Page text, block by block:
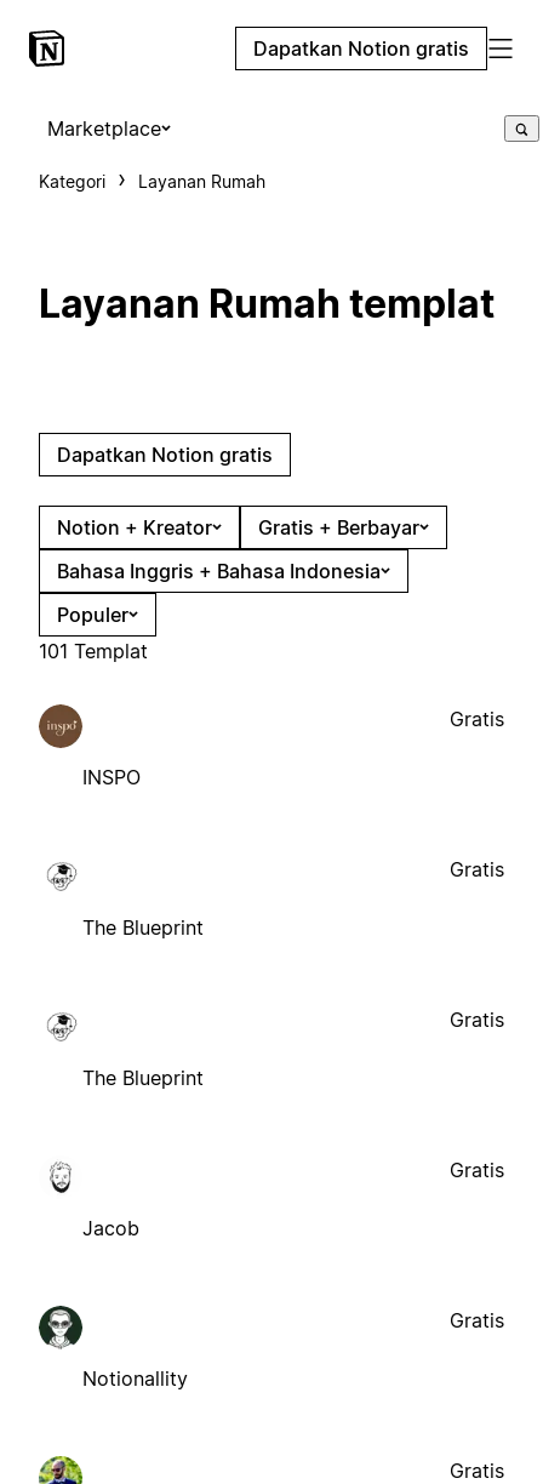
Dapatkan Notion gratis
Marketplace
Kategori Layanan Rumah
Layanan Rumah templat
Dapatkan Notion gratis
Notion + Kreator
Gratis + Berbayar
Bahasa Inggris + Bahasa Indonesia
Populer
101 Templat
INSPO
Gratis
The Blueprint
Gratis
The Blueprint
Gratis
Jacob
Gratis
Notionallity
Gratis
Gratis